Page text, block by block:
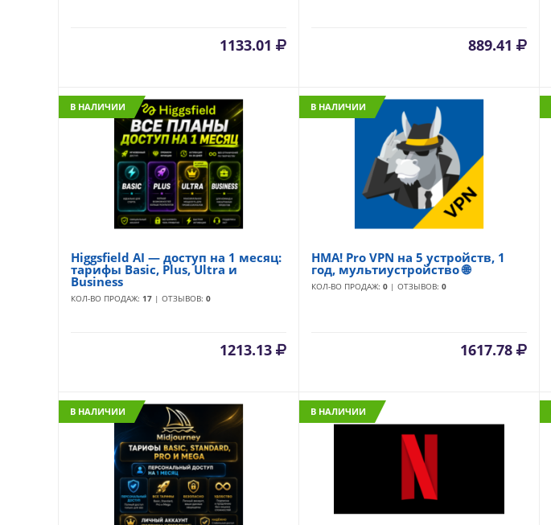
1133.01 889.41
В НАЛИЧИИ
Higgsfield AI — доступ на 1 месяц:
тарифы Basic, Plus, Ultra и
Business
КОЛ-ВО ПРОДАЖ: 17 | ОТЗЫВОВ: 0
1213.13
В НАЛИЧИИ
HMA! Pro VPN на 5 устройств, 1
год, мультиустройство 🌐
КОЛ-ВО ПРОДАЖ: 0 | ОТЗЫВОВ: 0
1617.78
В НАЛИЧИИ В НАЛИЧИИ